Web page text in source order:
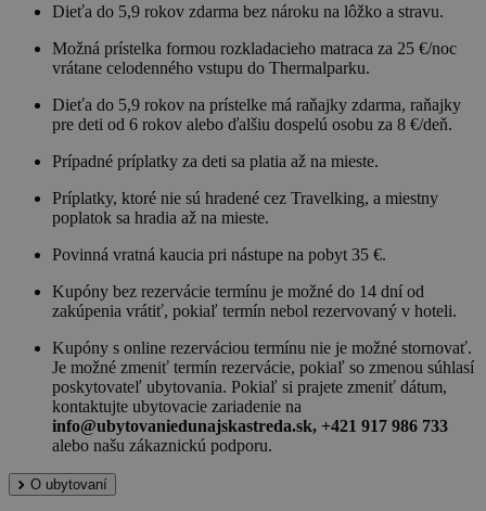
Dieťa do 5,9 rokov zdarma bez nároku na lôžko a stravu.
Možná prístelka formou rozkladacieho matraca za 25 €/noc
vrátane celodenného vstupu do Thermalparku.
Dieťa do 5,9 rokov na prístelke má raňajky zdarma, raňajky
pre deti od 6 rokov alebo ďalšiu dospelú osobu za 8 €/deň.
Prípadné príplatky za deti sa platia až na mieste.
Príplatky, ktoré nie sú hradené cez Travelking, a miestny
poplatok sa hradia až na mieste.
Povinná vratná kaucia pri nástupe na pobyt 35 €.
Kupóny bez rezervácie termínu je možné do 14 dní od
zakúpenia vrátiť, pokiaľ termín nebol rezervovaný v hoteli.
Kupóny s online rezerváciou termínu nie je možné stornovať.
Je možné zmeniť termín rezervácie, pokiaľ so zmenou súhlasí
poskytovateľ ubytovania. Pokiaľ si prajete zmeniť dátum,
kontaktujte ubytovacie zariadenie na
info@ubytovaniedunajskastreda.sk, +421 917 986 733
alebo našu zákaznickú podporu.
O ubytovaní